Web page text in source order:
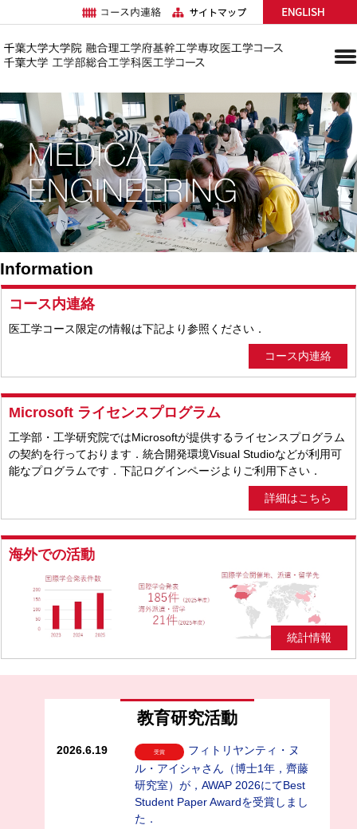
Information
コース内連絡
医工学コース限定の情報は下記より参照ください．
コース内連絡
Microsoft ライセンスプログラム
工学部・工学研究院ではMicrosoftが提供するライセンスプログラム
の契約を行っております．統合開発環境Visual Studioなどが利用可
能なプログラムです．下記ログインページよりご利用下さい．
詳細はこちら
海外での活動
統計情報
教育研究活動
2026.6.19 受賞
フィトリヤンティ・ヌ
ル・アイシャさん（博士1年，齊藤
研究室）が，AWAP 2026にてBest
Student Paper Awardを受賞しまし
た．